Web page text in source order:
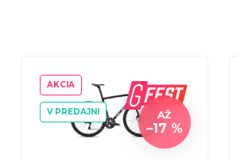
AKCIA
V PREDAJNI AŽ
–17 %